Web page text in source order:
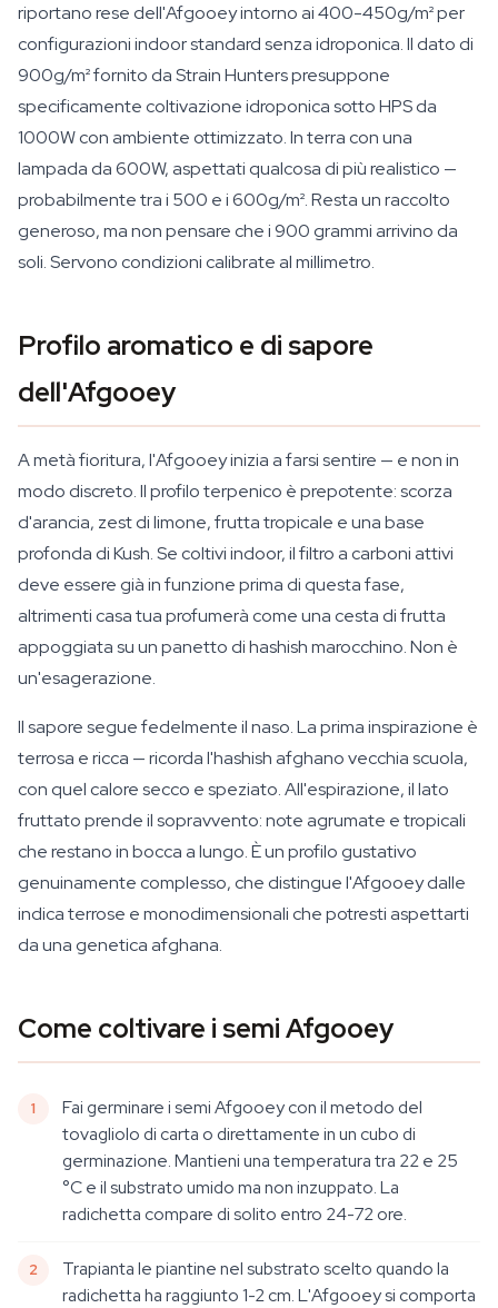
riportano rese dell'Afgooey intorno ai 400-450g/m² per
configurazioni indoor standard senza idroponica. Il dato di
900g/m² fornito da Strain Hunters presuppone
specificamente coltivazione idroponica sotto HPS da
1000W con ambiente ottimizzato. In terra con una
lampada da 600W, aspettati qualcosa di più realistico —
probabilmente tra i 500 e i 600g/m². Resta un raccolto
generoso, ma non pensare che i 900 grammi arrivino da
soli. Servono condizioni calibrate al millimetro.
Profilo aromatico e di sapore
dell'Afgooey
A metà fioritura, l'Afgooey inizia a farsi sentire — e non in
modo discreto. Il profilo terpenico è prepotente: scorza
d'arancia, zest di limone, frutta tropicale e una base
profonda di Kush. Se coltivi indoor, il filtro a carboni attivi
deve essere già in funzione prima di questa fase,
altrimenti casa tua profumerà come una cesta di frutta
appoggiata su un panetto di hashish marocchino. Non è
un'esagerazione.
Il sapore segue fedelmente il naso. La prima inspirazione è
terrosa e ricca — ricorda l'hashish afghano vecchia scuola,
con quel calore secco e speziato. All'espirazione, il lato
fruttato prende il sopravvento: note agrumate e tropicali
che restano in bocca a lungo. È un profilo gustativo
genuinamente complesso, che distingue l'Afgooey dalle
indica terrose e monodimensionali che potresti aspettarti
da una genetica afghana.
Come coltivare i semi Afgooey
Fai germinare i semi Afgooey con il metodo del
tovagliolo di carta o direttamente in un cubo di
germinazione. Mantieni una temperatura tra 22 e 25
°C e il substrato umido ma non inzuppato. La
radichetta compare di solito entro 24-72 ore.
Trapianta le piantine nel substrato scelto quando la
radichetta ha raggiunto 1-2 cm. L'Afgooey si comporta